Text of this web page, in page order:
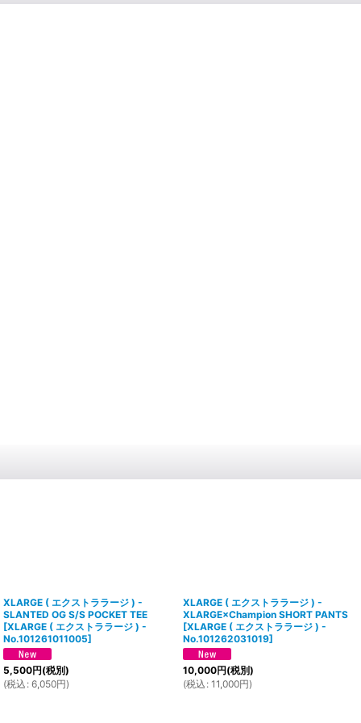
XLARGE ( エクストララージ ) -
SLANTED OG S/S POCKET TEE
[XLARGE ( エクストララージ ) -
No.101261011005]
5,500円(税別)
(税込 : 6,050円)
XLARGE ( エクストララージ ) -
XLARGE×Champion SHORT PANTS
[XLARGE ( エクストララージ ) -
No.101262031019]
10,000円(税別)
(税込 : 11,000円)